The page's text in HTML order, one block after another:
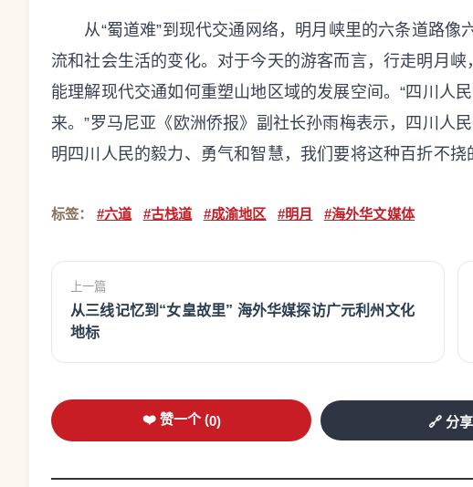
从“蜀道难”到现代交通网络，明月峡里的六条道路像
流和社会生活的变化。对于今天的游客而言，行走明月
能理解现代交通如何重塑山地区域的发展空间。“四川人
来。”罗马尼亚《欧洲侨报》副社长孙雨梅表示，四川人
明四川人民的毅力、勇气和智慧，我们要将这种百折不
标签： #六道 #古栈道 #成渝地区 #明月 #海外华文媒体
上一篇
从三线记忆到“女皇故里” 海外华媒探访广元利州文化
地标
❤️ 赞一个 (0) 🔗 分享